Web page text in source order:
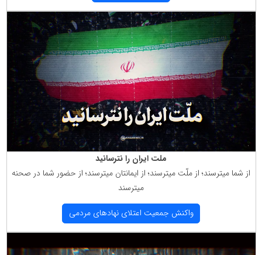
ملت ایران را نترسانید
از شما میترسند؛ از ملّت میترسند؛ از ایمانتان میترسند؛ از حضور شما در صحنه
میترسند
واكنش جمعیت اعتلای نهادهای مردمی